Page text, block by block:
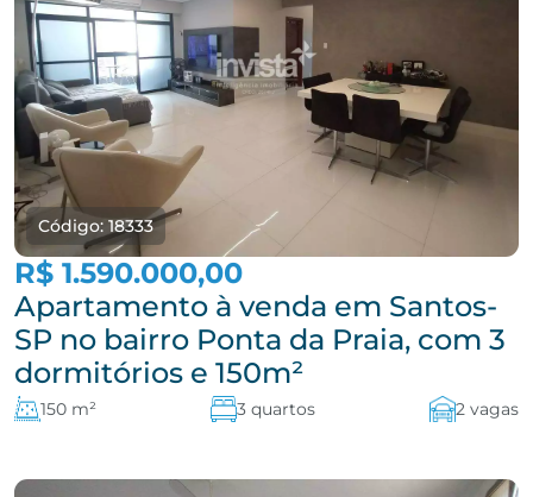
Código: 18333
R$ 1.590.000,00
Apartamento à venda em Santos-
SP no bairro Ponta da Praia, com 3
dormitórios e 150m²
150 m² 3 quartos 2 vagas